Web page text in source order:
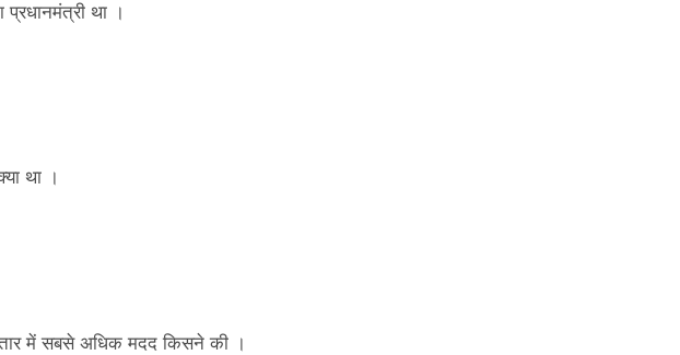
था ।
था ।
में सबसे अधिक मदद किसने की ।